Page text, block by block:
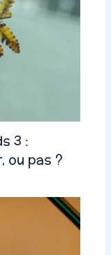
3 :
ou pas ?